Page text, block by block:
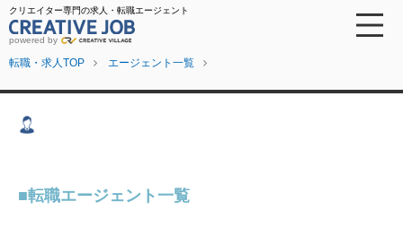
クリエイター専門の求人・転職エージェント
powered by
転職・求人TOP エージェント一覧
転職エージェント一覧